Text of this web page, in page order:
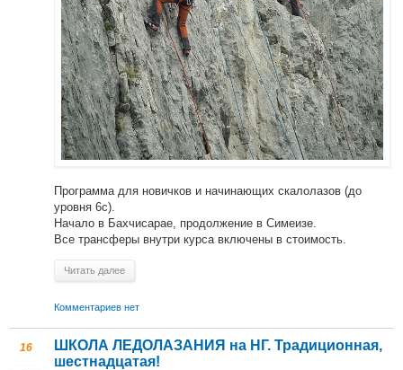
Программа для новичков и начинающих скалолазов (до
уровня 6с).
Начало в Бахчисарае, продолжение в Симеизе.
Все трансферы внутри курса включены в стоимость.
Читать далее
Комментариев нет
16
ШКОЛА ЛЕДОЛАЗАНИЯ на НГ. Традиционная,
шестнадцатая!